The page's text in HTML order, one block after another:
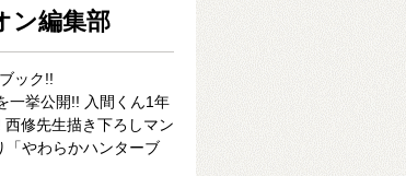
ン編集部
ック!!
一挙公開!! 入間くん1年
修先生描き下ろしマン
「やわらかハンターブ